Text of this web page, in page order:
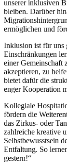
unserer inklusiven
bleiben. Darüber
ermöglichen und
Inklusion ist für uns
Einschränkungen
einer Gemeinschaft
akzeptieren, zu
bietet dafür die
enger Kooperation
Kollegiale
fördern die
das Zirkus- oder
zahlreiche kreative
Selbstbewusstsein
Entfaltung. So
gestern!“